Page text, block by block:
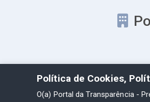
Política de Cookies,
O(a) Portal da Transparência -